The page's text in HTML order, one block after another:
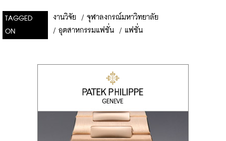
TAGGED
ON
งานวิจัย / จุฬาลงกรณ์มหาวิทยาลัย
/ อุตสาหกรรมแฟชั่น / แฟชั่น